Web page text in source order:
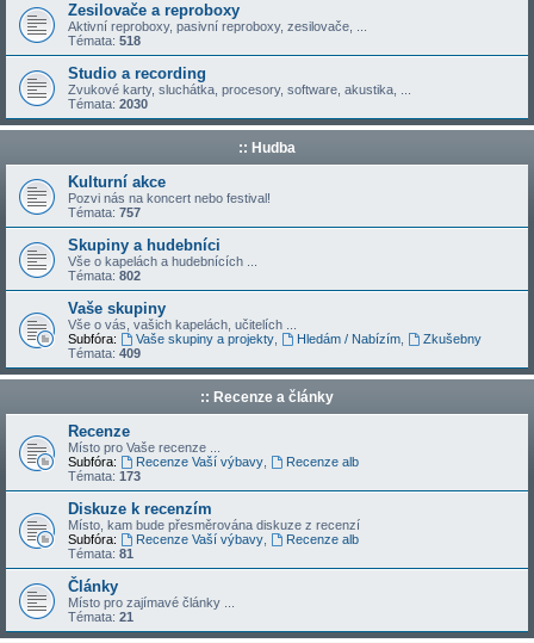
Zesilovače a reproboxy
Aktivní reproboxy, pasivní reproboxy, zesilovače, ...
Témata: 518
Studio a recording
Zvukové karty, sluchátka, procesory, software, akustika, ...
Témata: 2030
:: Hudba
Kulturní akce
Pozvi nás na koncert nebo festival!
Témata: 757
Skupiny a hudebníci
Vše o kapelách a hudebnících ...
Témata: 802
Vaše skupiny
Vše o vás, vašich kapelách, učitelích ...
Subfóra:
Vaše skupiny a projekty, Hledám / Nabízím,
Zkušebny
Témata: 409
:: Recenze a články
Recenze
Místo pro Vaše recenze ...
Subfóra:
Recenze Vaší výbavy,
Recenze alb
Témata: 173
Diskuze k recenzím
Místo, kam bude přesměrována diskuze z recenzí
Subfóra:
Recenze Vaší výbavy,
Recenze alb
Témata: 81
Články
Místo pro zajímavé články ...
Témata: 21